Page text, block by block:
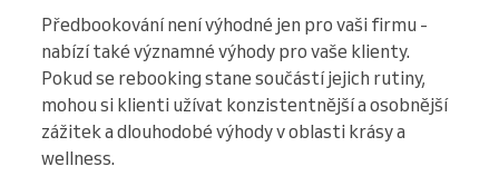
Předbookování není výhodné jen pro vaši firmu -
nabízí také významné výhody pro vaše klienty.
Pokud se rebooking stane součástí jejich rutiny,
mohou si klienti užívat konzistentnější a osobnější
zážitek a dlouhodobé výhody v oblasti krásy a
wellness.